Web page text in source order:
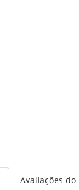
Avaliações